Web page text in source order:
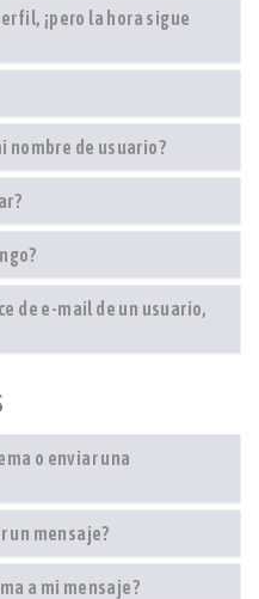
¡pero la hora sigue
nombre de usuario?
de e-mail de un usuario,
o enviar una
un mensaje?
a mi mensaje?